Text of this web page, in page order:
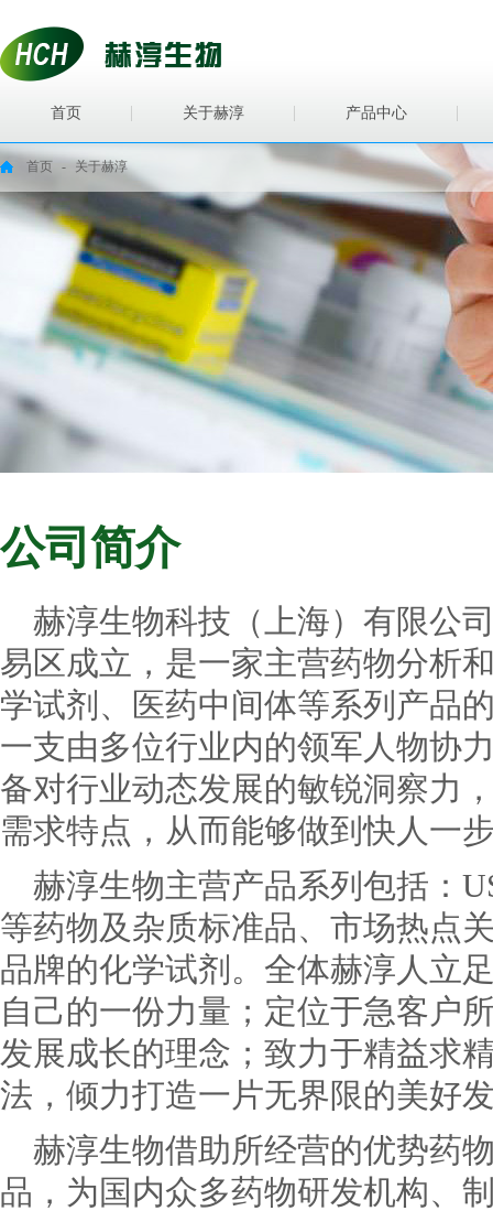
首页 关于赫淳 产品中心
首页 - 关于赫淳
公司简介
赫淳生物科技（上海）有限公
易区成立，是一家主营药物分析
学试剂、医药中间体等系列产品
一支由多位行业内的领军人物协
备对行业动态发展的敏锐洞察力
需求特点，从而能够做到快人一
赫淳生物主营产品系列包括：
等药物及杂质标准品、市场热点
品牌的化学试剂。全体赫淳人立
自己的一份力量；定位于急客户
发展成长的理念；致力于精益求
法，倾力打造一片无界限的美好
赫淳生物借助所经营的优势药
品，为国内众多药物研发机构、